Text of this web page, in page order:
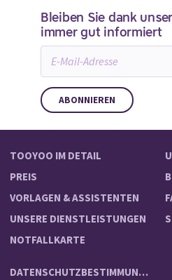
Bleiben Sie dank
immer gut informiert
Mail-
Adresse
TOOYOO IM DETAIL
PREIS
VORLAGEN & ASSISTENTEN
UNSERE DIENSTLEISTUNGEN
NOTFALLKARTE
DATENSCHUTZBESTIMMUNGEN